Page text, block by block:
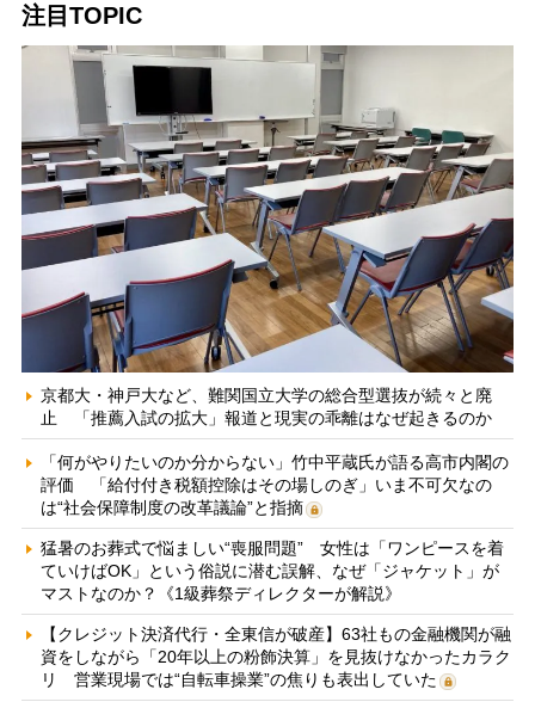
注目TOPIC
京都大・神戸大など、難関国立大学の総合型選抜が続々と廃
止 「推薦入試の拡大」報道と現実の乖離はなぜ起きるのか
「何がやりたいのか分からない」竹中平蔵氏が語る高市内閣の
評価 「給付付き税額控除はその場しのぎ」いま不可欠なの
は“社会保障制度の改革議論”と指摘
猛暑のお葬式で悩ましい“喪服問題” 女性は「ワンピースを着
ていけばOK」という俗説に潜む誤解、なぜ「ジャケット」が
マストなのか？《1級葬祭ディレクターが解説》
【クレジット決済代行・全東信が破産】63社もの金融機関が融
資をしながら「20年以上の粉飾決算」を見抜けなかったカラク
リ 営業現場では“自転車操業”の焦りも表出していた